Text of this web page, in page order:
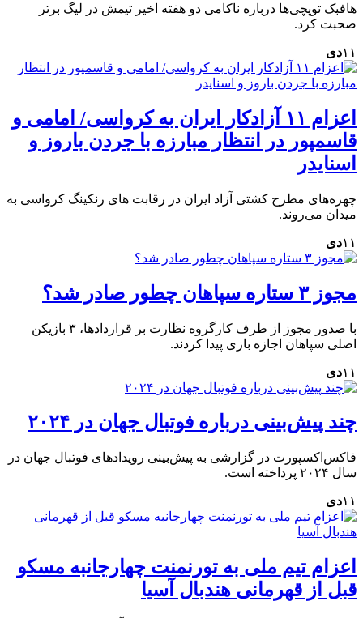
هافبک توپچی‌ها درباره ناکامی دو هفته اخیر تیمش در لیگ برتر
صحبت کرد.
۱۱دی
اعزام ۱۱ آزادکار ایران به کرواسی/ امامی و
قاسمپور در انتظار مبارزه با جردن باروز و
اسنایدر
چهره‌های مطرح کشتی آزاد ایران در رقابت های رنکینگ کرواسی به
میدان می‌روند.
۱۱دی
مجوز ۳ ستاره سپاهان چطور صادر شد؟
با صدور مجوز از طرف کارگروه نظارت بر قراردادها، ۳ بازیکن
اصلی سپاهان اجازه بازی پیدا کردند.
۱۱دی
چند پیش‌بینی‌ درباره فوتبال جهان در ۲۰۲۴
فاکس‌اکسپورت در گزارشی به پیش‌بینی رویدادهای فوتبال جهان در
سال ۲۰۲۴ پرداخته است.
۱۱دی
اعزام تیم ملی به تورنمنت چهارجانبه مسکو
قبل از قهرمانی هندبال آسیا